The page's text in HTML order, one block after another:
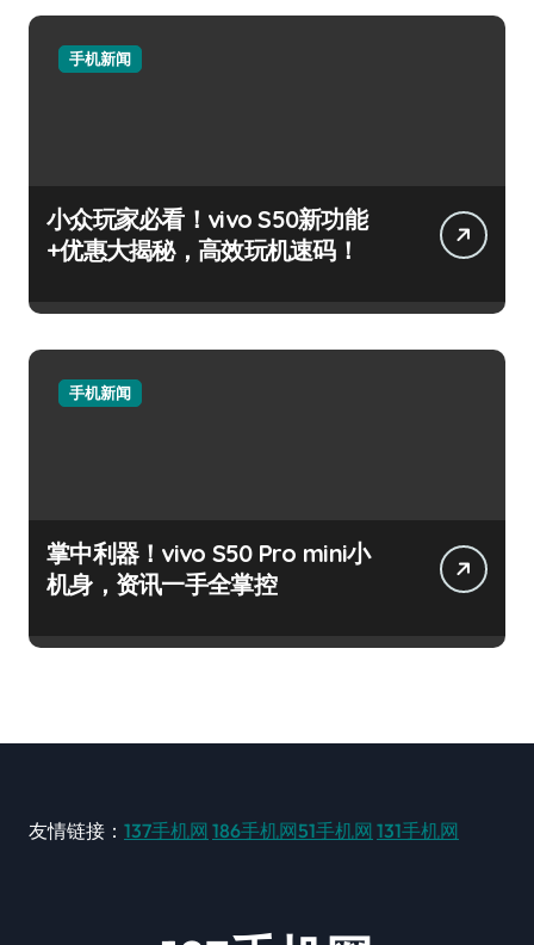
手机新闻
小众玩家必看！vivo S50新功能
+优惠大揭秘，高效玩机速码！
手机新闻
掌中利器！vivo S50 Pro mini小
机身，资讯一手全掌控
友情链接： 137手机网 186手机网51手机网 131手机网